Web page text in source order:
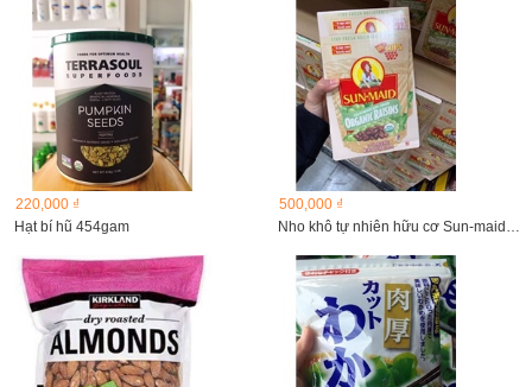
220,000 ₫
Hạt bí hũ 454gam
500,000 ₫
Nho khô tự nhiên hữu cơ Sun-maid Organic Raisins